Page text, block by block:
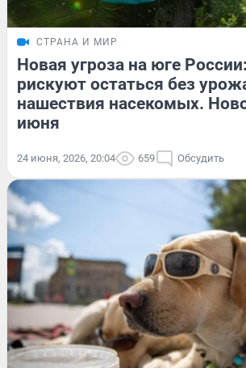
СТРАНА И МИР
Новая угроза на юге
рискуют остаться без
нашествия насекомых.
июня
24 июня, 2026, 20:04 659 Обсудить